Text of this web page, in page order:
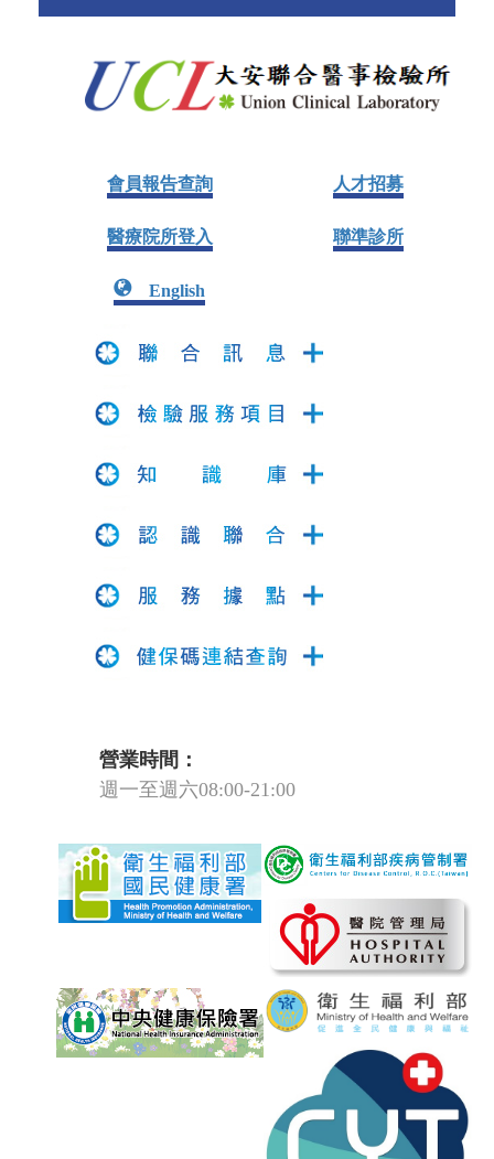
會員報告查詢 人才招募
醫療院所登入 聯準診所
English
營業時間：
週一至週六08:00-21:00